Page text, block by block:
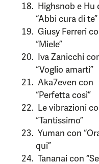
Highsnob e Hu
“Abbi cura di te”
Giusy Ferreri
“Miele”
Iva Zanicchi
“Voglio amarti”
Aka7even con
“Perfetta così”
Le vibrazioni
“Tantissimo”
Yuman con
qui”
Tananai con